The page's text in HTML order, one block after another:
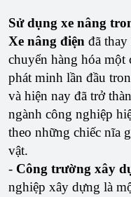
Sử dụng xe nâng
Xe nâng điện đã
chuyển hàng hóa
phát minh lần đầu
và hiện nay đã trở
ngành công nghiệp
theo những chiếc nĩa
vật.
- Công trường xây
nghiệp xây dựng là